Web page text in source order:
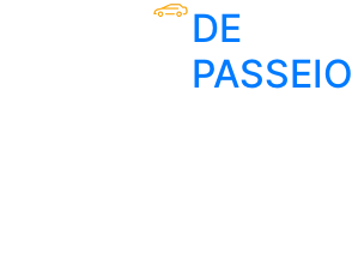
DE
PASSEIO